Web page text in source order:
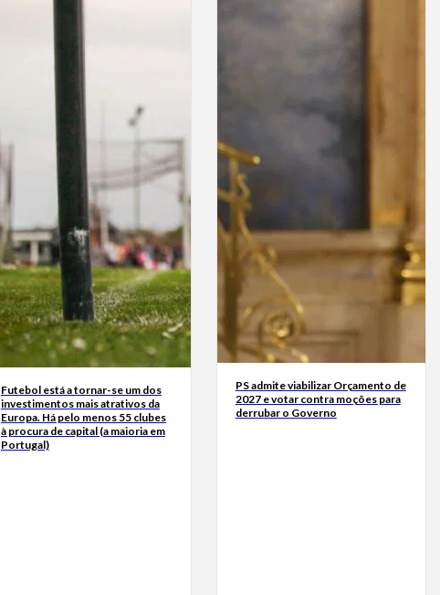
Futebol está a tornar-se um dos
investimentos mais atrativos da
Europa. Há pelo menos 55 clubes
à procura de capital (a maioria em
Portugal)
PS admite viabilizar Orçamento de
2027 e votar contra moções para
derrubar o Governo